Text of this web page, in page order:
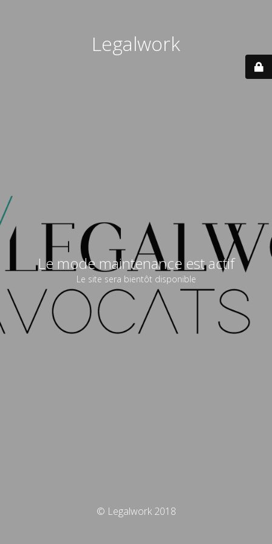
Legalwork
Le mode maintenance est actif
Le site sera bientôt disponible
© Legalwork 2018